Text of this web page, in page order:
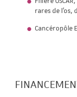
rares de l'os,
Cancéropôle